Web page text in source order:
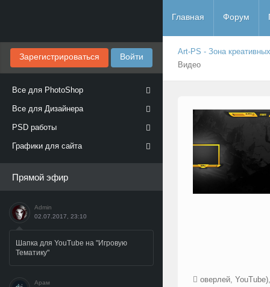
Зарегистрироваться Войти
Все для PhotoShop
Все для Дизайнера
PSD работы
Графики для сайта
Прямой эфир
Admin
02.07.2017, 23:10
Шапка для YouTube на "Игровую
Тематику"
Арам
Главная Форум
Art-PS - Зона
Видео
оверлей, YouTube)